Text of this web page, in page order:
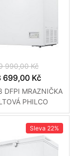
990,00 Kč
699,00 Kč
DFPI MRAZNIČKA
PHILCO
Sleva 22%